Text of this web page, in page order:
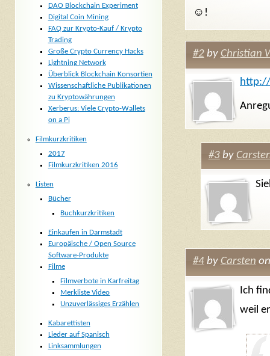
☺!
#2by Christian
#3by
#4by Carsten
Ich
weil
DAO Blockchain Experiment
Digital Coin Mining
FAQ zur Krypto-Kauf / Krypto
Trading
Große Crypto Currency Hacks
Lightning Network
Überblick Blockchain Konsortien
Wissenschaftliche Publikationen
zu Kryptowährungen
Xerberus: Viele Crypto-Wallets
on a Pi
Filmkurzkritiken
2017
Filmkurzkritiken 2016
Listen
Bücher
Buchkurzkritiken
Einkaufen in Darmstadt
Europäische / Open Source
Software-Produkte
Filme
Filmverbote in Karfreitag
Merkliste Video
Unzuverlässiges Erzählen
Kabarettisten
Lieder auf Spanisch
Linksammlungen